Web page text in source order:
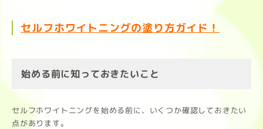
セルフホワイトニングの塗り方ガイド！
始める前に知っておきたいこと
セルフホワイトニングを始める前に、いくつか確認しておきたい
点があります。